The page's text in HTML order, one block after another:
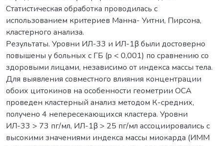
Статистическая обработка проводилась с
использованием критериев Манна- Уитни, Пирсона,
кластерного анализа.
Результаты. Уровни ИЛ-33 и ИЛ-1β были достоверно
повышены у больных с ГБ (p < 0,001) по сравнению со
здоровыми лицами, независимо от индекса массы тела.
Для выявления совместного влияния концентрации
обоих цитокинов на особенности геометрии ОСА
проведен кластерный анализ методом К-средних,
получено 4 непересекающихся кластера. Уровни
ИЛ-33 > 73 пг/мл, ИЛ-1β > 25 пг/мл ассоциировались с
высокими значениями индекса массы миокарда (ИMM